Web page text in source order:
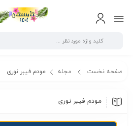
صفحه نخست مجله مودم فیبر نوری
مودم فیبر نوری